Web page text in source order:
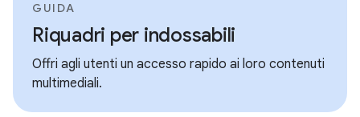
GUIDA
Riquadri per indossabili
Offri agli utenti un accesso rapido ai loro contenuti
multimediali.